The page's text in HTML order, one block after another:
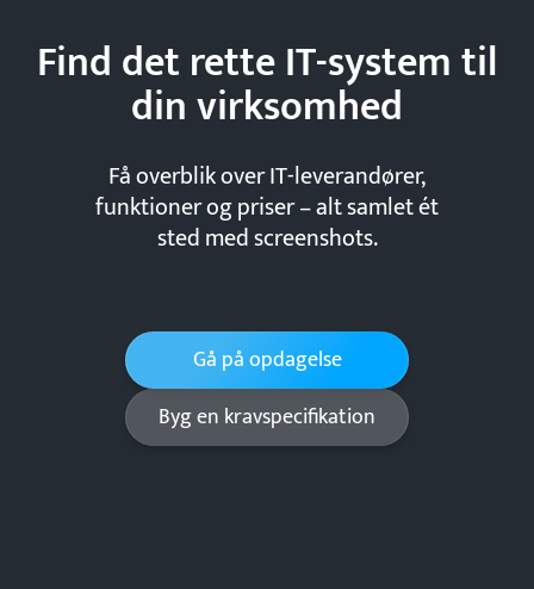
Find det rette IT-system til
dinvirksomhed
Få overblik over IT-leverandører,
funktioner og priser – alt samlet ét
sted med screenshots.
Gå på opdagelse
Byg en kravspecifikation